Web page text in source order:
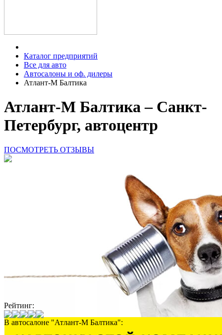
Каталог предприятий
Все для авто
Автосалоны и оф. дилеры
Атлант-М Балтика
Атлант-М Балтика – Санкт-
Петербург, автоцентр
ПОСМОТРЕТЬ ОТЗЫВЫ
Рейтинг:
В автосалоне "Атлант-М Балтика":